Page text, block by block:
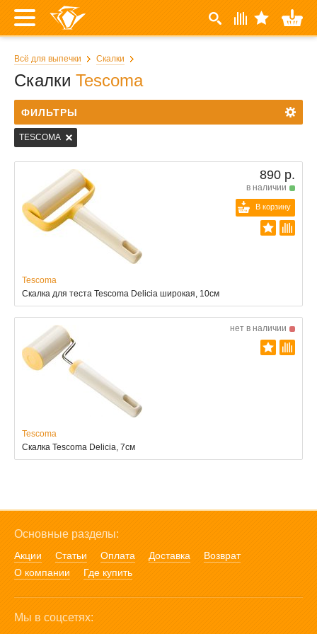
Всё для выпечки Скалки
Скалки Tescoma
ФИЛЬТРЫ
TESCOMA
890 р.
в наличии
В корзину
Tescoma
Скалка для теста Tescoma Delicia широкая, 10см
нет в наличии
Tescoma
Скалка Tescoma Delicia, 7см
Основные разделы:
Акции Статьи Оплата Доставка
Возврат
О компании
Где купить
Мы в соцсетях: